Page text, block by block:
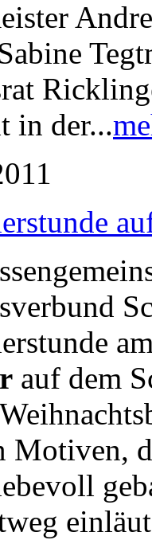
in der...
auf dem
Motiven,